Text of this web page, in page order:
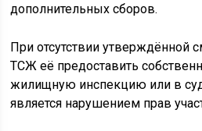
дополнительных сборов.
При отсутствии утверждённой
ТСЖ её предоставить
жилищную инспекцию или в
является нарушением прав